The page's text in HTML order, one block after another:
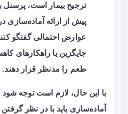
ترجیح بیمار است، پرسنل
پیش از ارائه آماده‌سازی
عوارض احتمالی گفتگو
جایگزین یا راهکارهای
طعم را مدنظر قرار دهند.
با این حال، لازم است توجه شود
آماده‌سازی باید با در نظر